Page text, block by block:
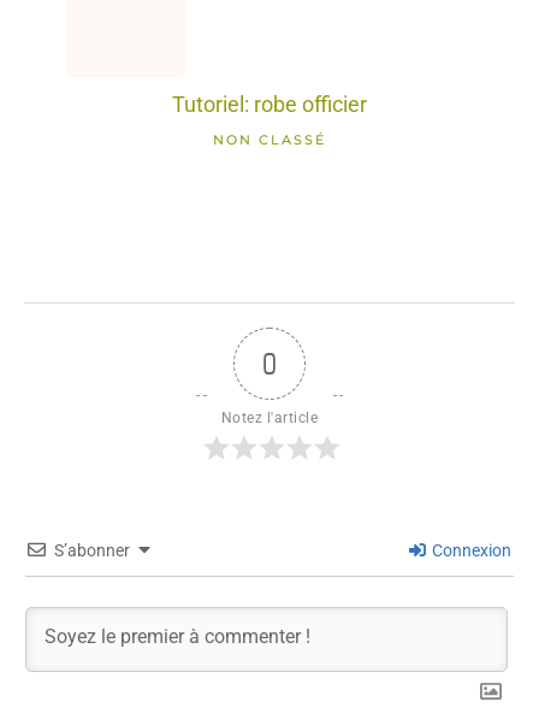
Tutoriel: robe officier
NON CLASSÉ
0
Notez l'article
S’abonner Connexion